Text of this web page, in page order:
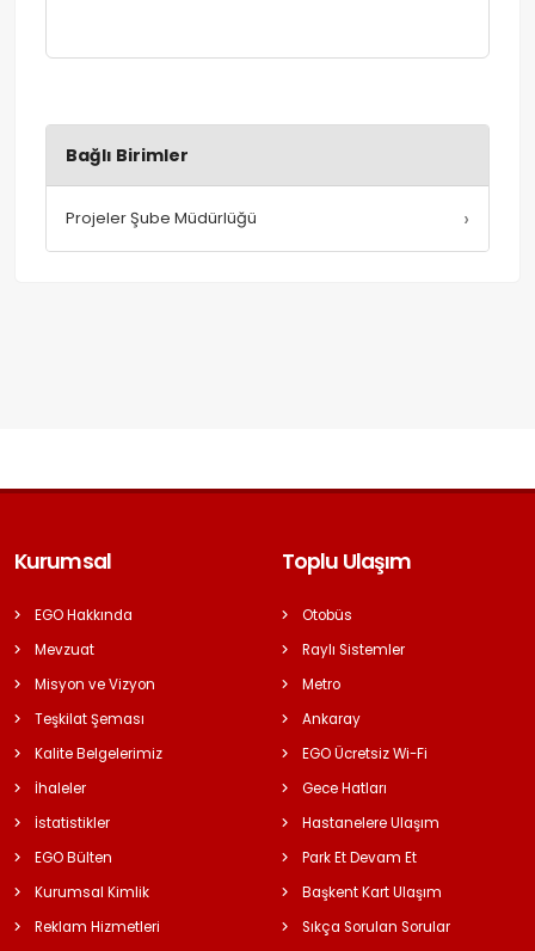
Bağlı Birimler
Projeler Şube Müdürlüğü ›
Kurumsal
EGO Hakkında
Mevzuat
Misyon ve Vizyon
Teşkilat Şeması
Kalite Belgelerimiz
İhaleler
İstatistikler
EGO Bülten
Kurumsal Kimlik
Reklam Hizmetleri
Toplu Ulaşım
Otobüs
Raylı Sistemler
Metro
Ankaray
EGO Ücretsiz Wi-Fi
Gece Hatları
Hastanelere Ulaşım
Park Et Devam Et
Başkent Kart Ulaşım
Sıkça Sorulan Sorular